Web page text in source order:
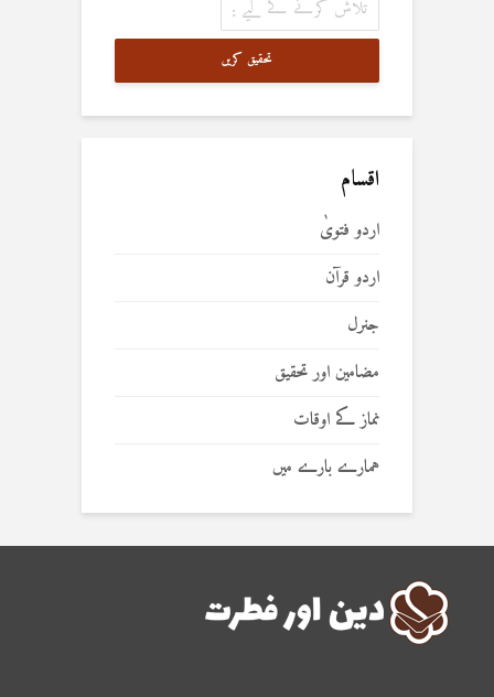
تحقیق کریں
اقسام
اردو فتویٰ
اردو قرآن
جنرل
مضامین اور تحقیق
نماز کے اوقات
ہمارے بارے میں